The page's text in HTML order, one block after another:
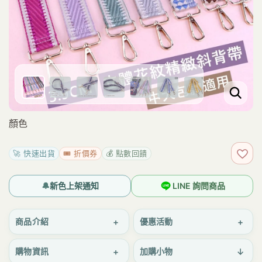
顏色
🚀 快速出貨 🎟️ 折價券 💰 點數回饋 加
LINE 詢問商品
🔔新色上架通知
商品介紹 + 優惠活動 +
購物資訊 + 加購小物 ↓